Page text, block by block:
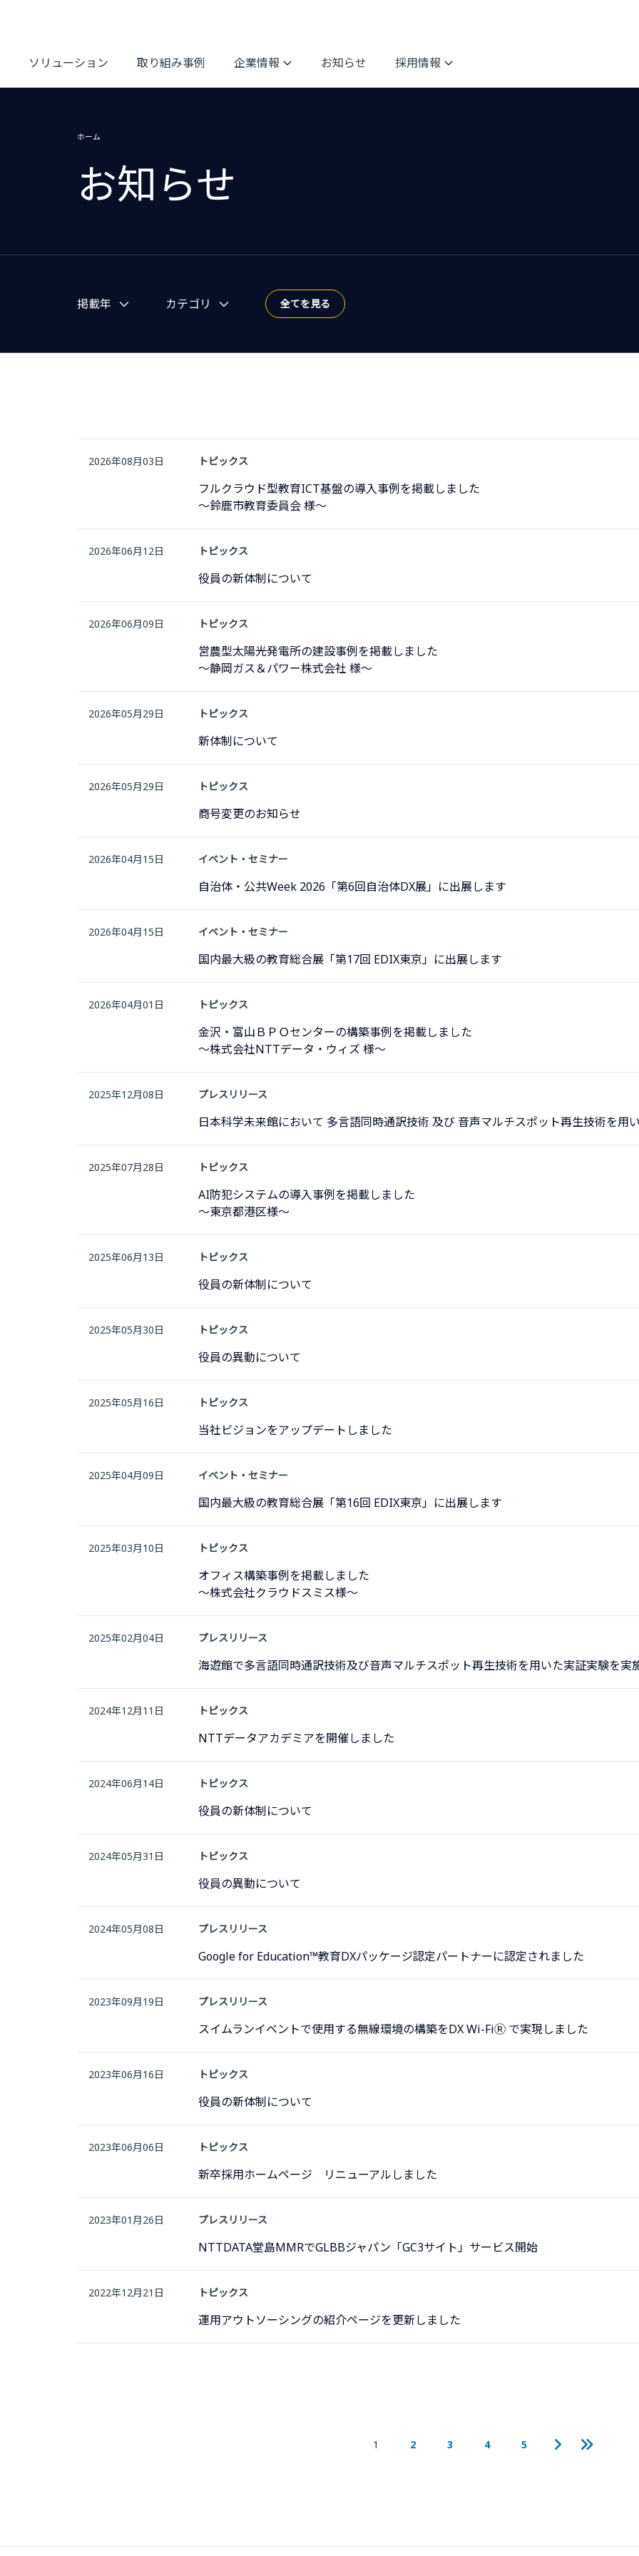
ソリューション 取り組み事例 企業情報 お知らせ 採用情報
ホーム
お知らせ
掲載年 カテゴリ 全てを見る
2026年08月03日 トピックス
フルクラウド型教育ICT基盤の導入事例を掲載しました
～鈴鹿市教育委員会 様～
2026年06月12日 トピックス
役員の新体制について
2026年06月09日 トピックス
営農型太陽光発電所の建設事例を掲載しました
～静岡ガス＆パワー株式会社 様～
2026年05月29日 トピックス
新体制について
2026年05月29日 トピックス
商号変更のお知らせ
2026年04月15日 イベント・セミナー
自治体・公共Week 2026「第6回自治体DX展」に出展します
2026年04月15日 イベント・セミナー
国内最大級の教育総合展「第17回 EDIX東京」に出展します
2026年04月01日 トピックス
金沢・富山ＢＰＯセンターの構築事例を掲載しました
～株式会社NTTデータ・ウィズ 様～
2025年12月08日 プレスリリース
日本科学未来館において 多言語同時通訳技術 及び 音声マルチスポット再生技術を用
2025年07月28日 トピックス
AI防犯システムの導入事例を掲載しました
〜東京都港区様〜
2025年06月13日 トピックス
役員の新体制について
2025年05月30日 トピックス
役員の異動について
2025年05月16日 トピックス
当社ビジョンをアップデートしました
2025年04月09日 イベント・セミナー
国内最大級の教育総合展「第16回 EDIX東京」に出展します
2025年03月10日 トピックス
オフィス構築事例を掲載しました
〜株式会社クラウドスミス様〜
2025年02月04日 プレスリリース
海遊館で多言語同時通訳技術及び音声マルチスポット再生技術を用いた実証実験を実
2024年12月11日 トピックス
NTTデータアカデミアを開催しました
2024年06月14日 トピックス
役員の新体制について
2024年05月31日 トピックス
役員の異動について
2024年05月08日 プレスリリース
Google for Education™教育DXパッケージ認定パートナーに認定されました
2023年09月19日 プレスリリース
スイムランイベントで使用する無線環境の構築をDX Wi-FiⓇ で実現しました
2023年06月16日 トピックス
役員の新体制について
2023年06月06日 トピックス
新卒採用ホームページ リニューアルしました
2023年01月26日 プレスリリース
NTTDATA堂島MMRでGLBBジャパン「GC3サイト」サービス開始
2022年12月21日 トピックス
運用アウトソーシングの紹介ページを更新しました
1 2 3 4 5